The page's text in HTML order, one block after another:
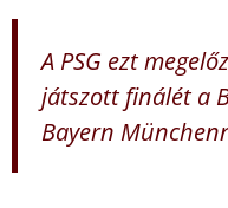
A PSG ezt
játszott finálét a
Bayern